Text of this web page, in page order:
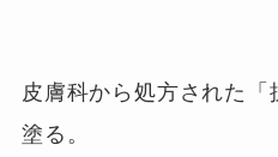
皮膚科から処方された「
塗る。